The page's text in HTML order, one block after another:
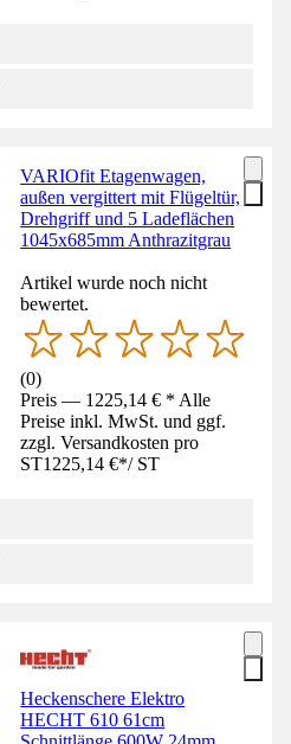
VARIOfit Etagenwagen,
außen vergittert mit Flügeltür,
Drehgriff und 5 Ladeflächen
1045x685mm Anthrazitgrau
Artikel wurde noch nicht
bewertet.
(0)
Preis — 1225,14 € * Alle
Preise inkl. MwSt. und ggf.
zzgl. Versandkosten pro
ST1225,14 €*/ ST
Heckenschere Elektro
HECHT 610 61cm